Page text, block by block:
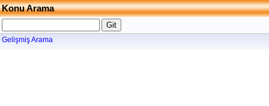
Konu Arama
Gelişmiş Arama